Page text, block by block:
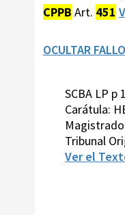
CPPB Art. 451
OCULTAR
SCBA LP p
Carátula:
Tribunal
Ver el